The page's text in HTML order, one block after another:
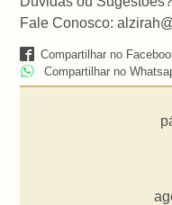
Fale Conosco:
Compartilhar no
Compartilhar no